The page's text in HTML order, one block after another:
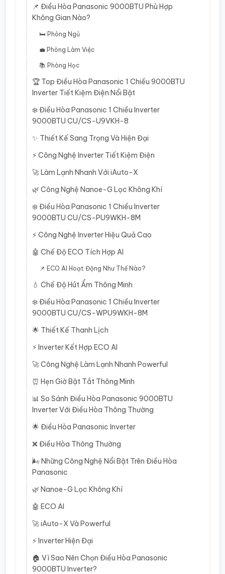
📌 Điều Hòa Panasonic 9000BTU Phù Hợp
Không Gian Nào?
🛏️ Phòng Ngủ
💼 Phòng Làm Việc
📚 Phòng Học
🏆 Top Điều Hòa Panasonic 1 Chiều 9000BTU
Inverter Tiết Kiệm Điện Nổi Bật
❄️ Điều Hòa Panasonic 1 Chiều Inverter
9000BTU CU/CS-U9VKH-8
✨ Thiết Kế Sang Trọng Và Hiện Đại
⚡ Công Nghệ Inverter Tiết Kiệm Điện
🚀 Làm Lạnh Nhanh Với iAuto-X
🌿 Công Nghệ Nanoe-G Lọc Không Khí
❄️ Điều Hòa Panasonic 1 Chiều Inverter
9000BTU CU/CS-PU9WKH-8M
⚡ Công Nghệ Inverter Hiệu Quả Cao
🤖 Chế Độ ECO Tích Hợp AI
📌 ECO AI Hoạt Động Như Thế Nào?
💧 Chế Độ Hút Ẩm Thông Minh
❄️ Điều Hòa Panasonic 1 Chiều Inverter
9000BTU CU/CS-WPU9WKH-8M
🌟 Thiết Kế Thanh Lịch
⚡ Inverter Kết Hợp ECO AI
🚀 Công Nghệ Làm Lạnh Nhanh Powerful
⏰ Hẹn Giờ Bật Tắt Thông Minh
📊 So Sánh Điều Hòa Panasonic 9000BTU
Inverter Với Điều Hòa Thông Thường
🌟 Điều Hòa Panasonic Inverter
❌ Điều Hòa Thông Thường
🌬️ Những Công Nghệ Nổi Bật Trên Điều Hòa
Panasonic
🌿 Nanoe-G Lọc Không Khí
🤖 ECO AI
🚀 iAuto-X Và Powerful
⚡ Inverter Hiện Đại
🏠 Vì Sao Nên Chọn Điều Hòa Panasonic
9000BTU Inverter?